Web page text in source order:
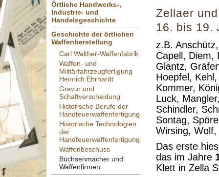
Örtliche Handwerks-,
Industrie- und
Handelsgeschichte
Geschichte der örtlichen
Waffenherstellung
Carl Walther-Waffenfabrik
Waffen- und
Militärfahrzeugfertigung
Heinrich Ehrhardt
Gravur und
Schaftverscheidung
Historische Berufe der
Handfeuerwaffenfertigung
Historische Technologien
der
Handfeuerwaffenfertigung
Waffenbeschuss
Büchsenmacher und
Waffenfirmen
Zellaer
16. bis 19.
z.B.
Capell, Diem,
Glantz,
Hoepfel,
Kommer,
Luck,
Schindler,
Sontag,
Wirsing,
Das erste
das im Jahre
Klett in Zella